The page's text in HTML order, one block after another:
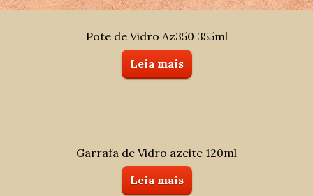
Pote de Vidro Az350 355ml
Leia mais
Garrafa de Vidro azeite 120ml
Leia mais